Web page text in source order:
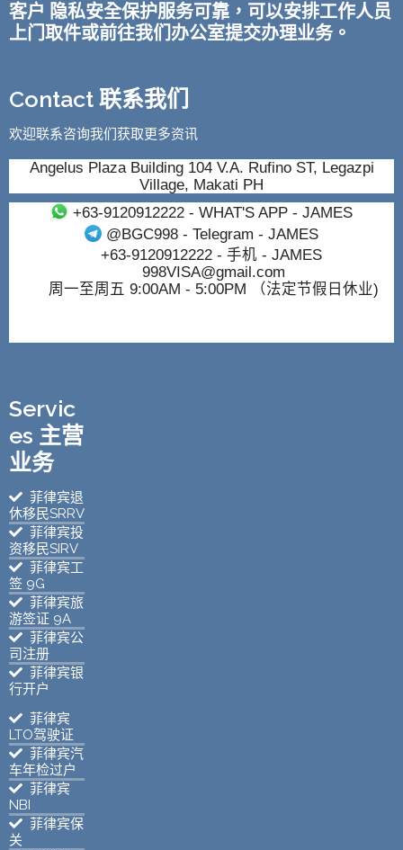
客户 隐私安全保护服务可靠，可以安排工作人员
上门取件或前往我们办公室提交办理业务。
Contact 联系我们
欢迎联系咨询我们获取更多资讯
Angelus Plaza Building 104 V.A. Rufino ST, Legazpi
Village, Makati PH
+63-9120912222- WHAT'S APP - JAMES
@BGC998 - Telegram - JAMES
+63-9120912222- 手机 - JAMES
998VISA@gmail.com
周一至周五 9:00AM - 5:00PM （法定节假日休业)
Servic
es 主营
业务
菲律宾退
休移民SRRV
菲律宾投
资移民SIRV
菲律宾工
签 9G
菲律宾旅
游签证 9A
菲律宾公
司注册
菲律宾银
行开户
菲律宾
LTO驾驶证
菲律宾汽
车年检过户
菲律宾
NBI
菲律宾保
关